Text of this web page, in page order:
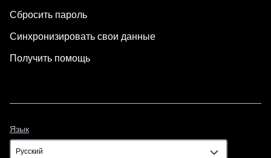
Сбросить пароль
Синхронизировать свои данные
Получить помощь
Язык